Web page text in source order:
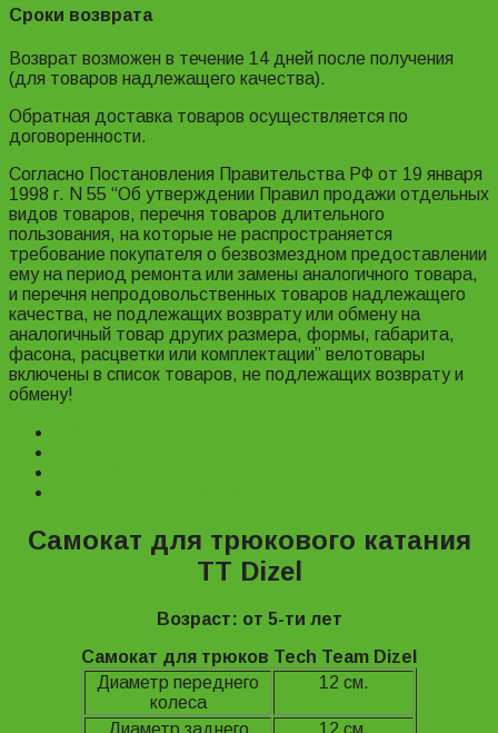
Сроки возврата
Возврат возможен в течение 14 дней после получения
(для товаров надлежащего качества).
Обратная доставка товаров осуществляется по
договоренности.
Согласно Постановления Правительства РФ от 19 января
1998 г. N 55 “Об утверждении Правил продажи отдельных
видов товаров, перечня товаров длительного
пользования, на которые не распространяется
требование покупателя о безвозмездном предоставлении
ему на период ремонта или замены аналогичного товара,
и перечня непродовольственных товаров надлежащего
качества, не подлежащих возврату или обмену на
аналогичный товар других размера, формы, габарита,
фасона, расцветки или комплектации” велотовары
включены в список товаров, не подлежащих возврату и
обмену!
Самокат для трюкового катания
TT Dizel
Возраст: от 5-ти лет
Самокат для трюков Tech Team Dizel
Диаметр переднего
колеса
12 см.
Диаметр заднего 12 см.